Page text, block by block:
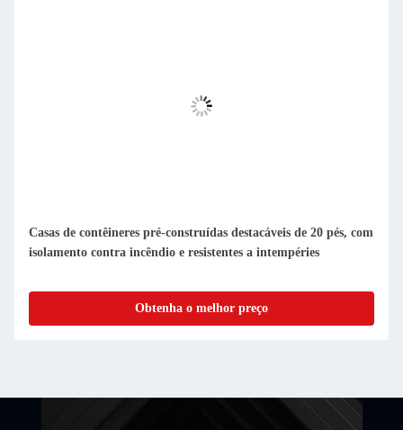
Casas de contêineres pré-fabricadas compactas e desmontáveis
Facil de limpar e à prova de pó
Obtenha o melhor preço